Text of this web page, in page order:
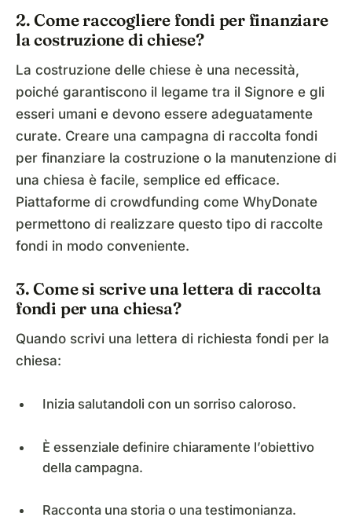
2. Come raccogliere fondi per finanziare
la costruzione di chiese?
La costruzione delle chiese è una necessità,
poiché garantiscono il legame tra il Signore e gli
esseri umani e devono essere adeguatamente
curate. Creare una campagna di raccolta fondi
per finanziare la costruzione o la manutenzione di
una chiesa è facile, semplice ed efficace.
Piattaforme di crowdfunding come WhyDonate
permettono di realizzare questo tipo di raccolte
fondi in modo conveniente.
3. Come si scrive una lettera di raccolta
fondi per una chiesa?
Quando scrivi una lettera di richiesta fondi per la
chiesa:
Inizia salutandoli con un sorriso caloroso.
È essenziale definire chiaramente l’obiettivo
della campagna.
Racconta una storia o una testimonianza.